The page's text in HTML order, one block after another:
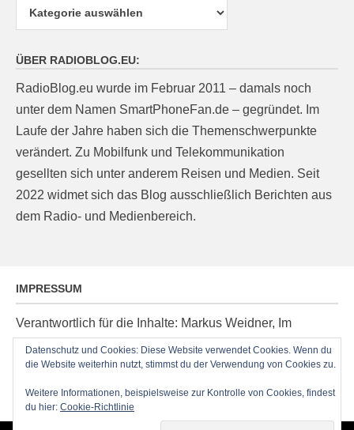
ÜBER RADIOBLOG.EU:
RadioBlog.eu wurde im Februar 2011 – damals noch
unter dem Namen SmartPhoneFan.de – gegründet. Im
Laufe der Jahre haben sich die Themenschwerpunkte
verändert. Zu Mobilfunk und Telekommunikation
gesellten sich unter anderem Reisen und Medien. Seit
2022 widmet sich das Blog ausschließlich Berichten aus
dem Radio- und Medienbereich.
IMPRESSUM
Verantwortlich für die Inhalte: Markus Weidner, Im
Ziegelacker 20, D-63599 Biebergemünd, E-Mail:
post@radioblog.eu
Technik und Administration: Thomas Michel
Datenschutz und Cookies: Diese Website verwendet Cookies. Wenn du
die Website weiterhin nutzt, stimmst du der Verwendung von Cookies zu.
Weitere Informationen, beispielsweise zur Kontrolle von Cookies, findest
du hier: Cookie-Richtlinie